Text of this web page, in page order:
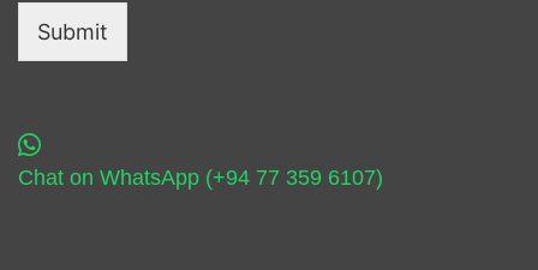
Submit
Chat on WhatsApp (+94 77 359 6107)